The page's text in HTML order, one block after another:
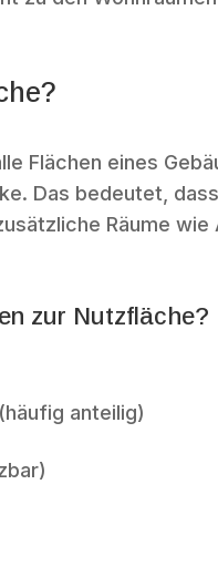
Flächen eines
Das bedeutet,
Räume
zur Nutzfläche?
anteilig)